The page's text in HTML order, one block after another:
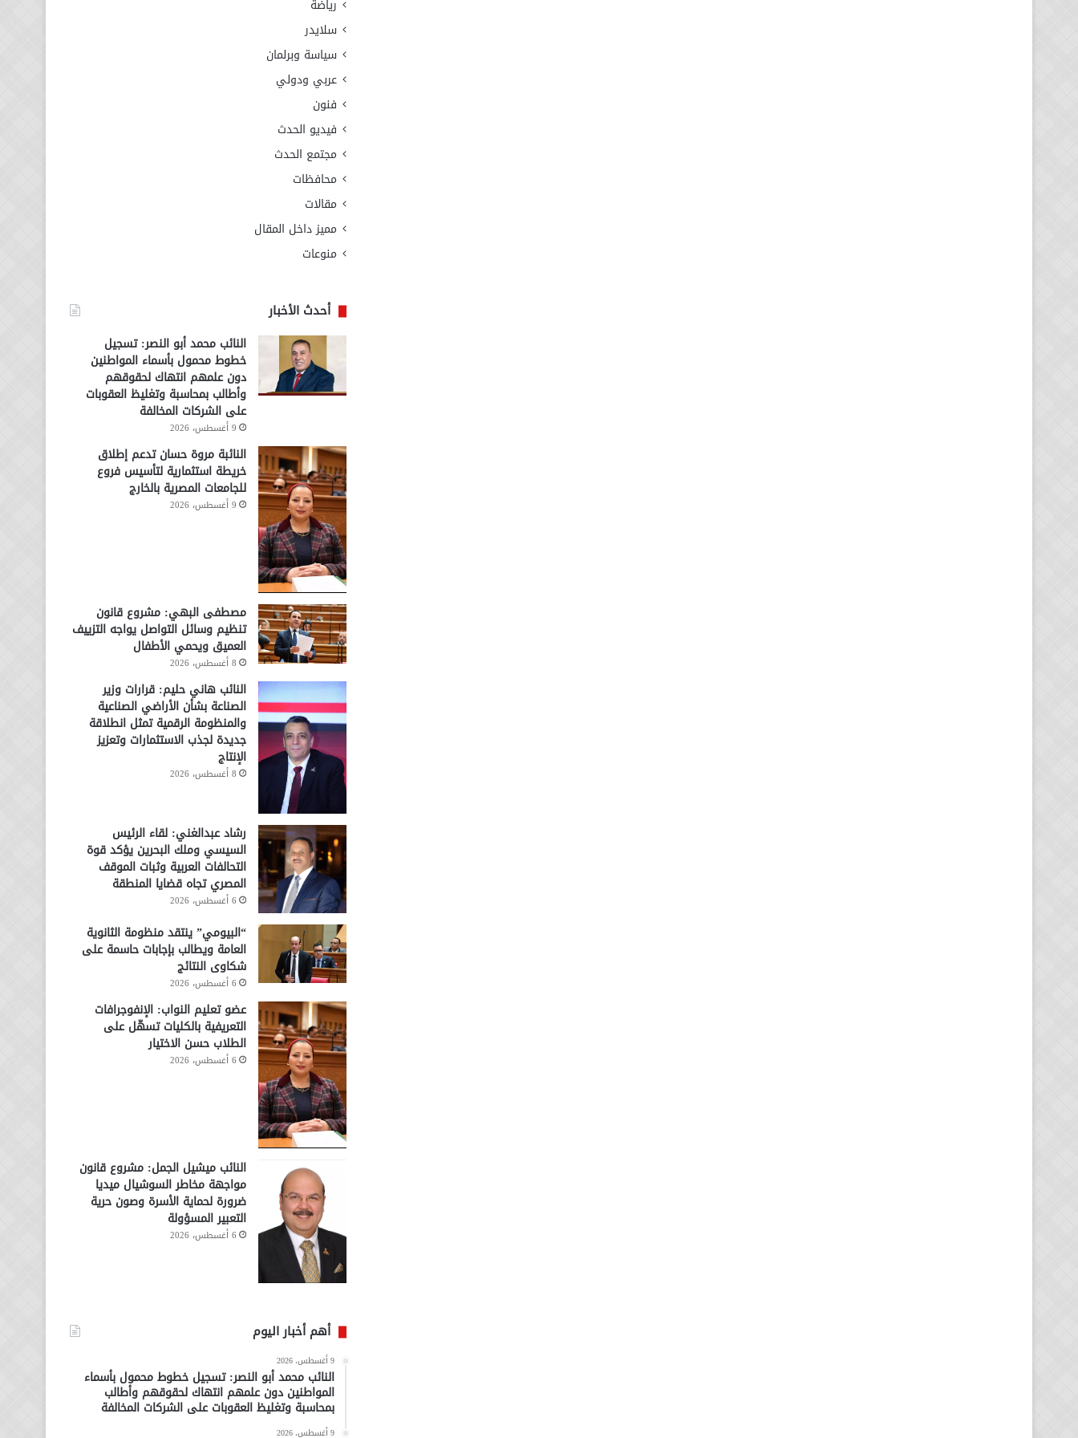
رياضة
سلايدر
سياسة وبرلمان
عربي ودولي
فنون
فيديو الحدث
مجتمع الحدث
محافظات
مقالات
مميز داخل المقال
منوعات
أحدث الأخبار
النائب محمد أبو النصر: تسجيل
خطوط محمول بأسماء المواطنين
دون علمهم انتهاك لحقوقهم
وأطالب بمحاسبة وتغليظ العقوبات
على الشركات المخالفة
9 أغسطس، 2026
النائبة مروة حسان تدعم إطلاق
خريطة استثمارية لتأسيس فروع
للجامعات المصرية بالخارج
9 أغسطس، 2026
مصطفى البهي: مشروع قانون
تنظيم وسائل التواصل يواجه التزييف
العميق ويحمي الأطفال
8 أغسطس، 2026
النائب هاني حليم: قرارات وزير
الصناعة بشأن الأراضي الصناعية
والمنظومة الرقمية تمثل انطلاقة
جديدة لجذب الاستثمارات وتعزيز
الإنتاج
8 أغسطس، 2026
رشاد عبدالغني: لقاء الرئيس
السيسي وملك البحرين يؤكد قوة
التحالفات العربية وثبات الموقف
المصري تجاه قضايا المنطقة
6 أغسطس، 2026
“البيومي” ينتقد منظومة الثانوية
العامة ويطالب بإجابات حاسمة على
شكاوى النتائج
6 أغسطس، 2026
عضو تعليم النواب: الإنفوجرافات
التعريفية بالكليات تسهّل على
الطلاب حسن الاختيار
6 أغسطس، 2026
النائب ميشيل الجمل: مشروع قانون
مواجهة مخاطر السوشيال ميديا
ضرورة لحماية الأسرة وصون حرية
التعبير المسؤولة
6 أغسطس، 2026
أهم أخبار اليوم
9 أغسطس، 2026
النائب محمد أبو النصر: تسجيل خطوط محمول بأسماء
المواطنين دون علمهم انتهاك لحقوقهم وأطالب
بمحاسبة وتغليظ العقوبات على الشركات المخالفة
9 أغسطس، 2026